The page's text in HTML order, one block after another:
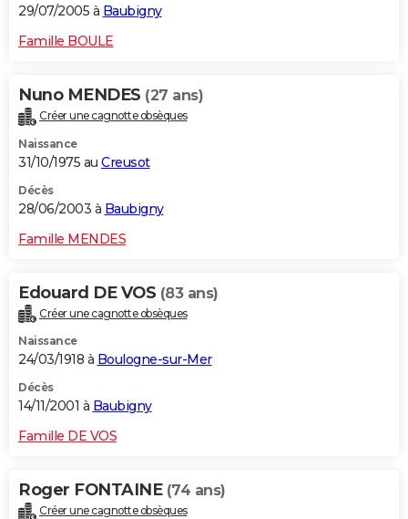
29/07/2005 à Baubigny
Famille BOULE
Nuno MENDES (27 ans)
Créer une cagnotte obsèques
Naissance
31/10/1975 au Creusot
Décès
28/06/2003 à Baubigny
Famille MENDES
Edouard DE VOS (83 ans)
Créer une cagnotte obsèques
Naissance
24/03/1918 à Boulogne-sur-Mer
Décès
14/11/2001 à Baubigny
Famille DE VOS
Roger FONTAINE (74 ans)
Créer une cagnotte obsèques